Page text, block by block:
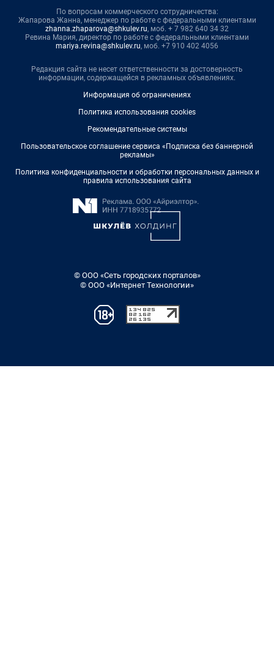
По вопросам коммерческого сотрудничества:
Жапарова Жанна, менеджер по работе с федеральными клиентами
zhanna.zhaparova@shkulev.ru, моб. + 7 982 640 34 32
Ревина Мария, директор по работе с федеральными клиентами
mariya.revina@shkulev.ru, моб. +7 910 402 4056
Редакция сайта не несет ответственности за достоверность
информации, содержащейся в рекламных объявлениях.
Информация об ограничениях
Политика использования cookies
Рекомендательные системы
Пользовательское соглашение сервиса «Подписка без баннерной
рекламы»
Политика конфиденциальности и обработки персональных данных и
правила использования сайта
© ООО «Сеть городских порталов»
© ООО «Интернет Технологии»